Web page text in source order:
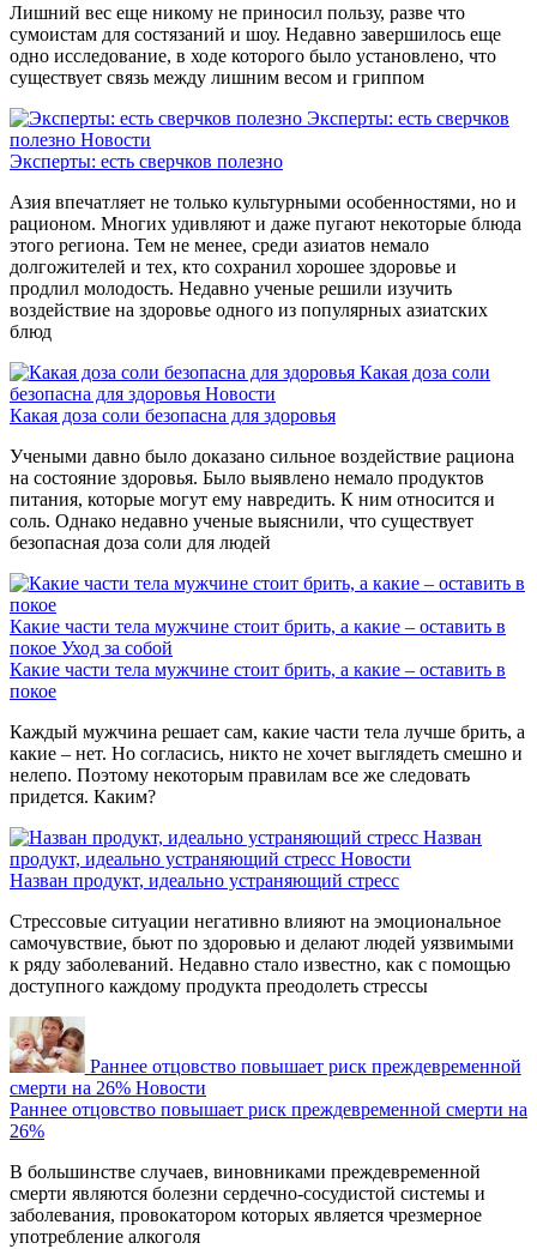
Лишний вес еще никому не приносил пользу, разве что
сумоистам для состязаний и шоу. Недавно завершилось еще
одно исследование, в ходе которого было установлено, что
существует связь между лишним весом и гриппом
Эксперты: есть сверчков
полезно Новости
Эксперты: есть сверчков полезно
Азия впечатляет не только культурными особенностями, но и
рационом. Многих удивляют и даже пугают некоторые блюда
этого региона. Тем не менее, среди азиатов немало
долгожителей и тех, кто сохранил хорошее здоровье и
продлил молодость. Недавно ученые решили изучить
воздействие на здоровье одного из популярных азиатских
блюд
Какая доза соли
безопасна для здоровья Новости
Какая доза соли безопасна для здоровья
Учеными давно было доказано сильное воздействие рациона
на состояние здоровья. Было выявлено немало продуктов
питания, которые могут ему навредить. К ним относится и
соль. Однако недавно ученые выяснили, что существует
безопасная доза соли для людей
Какие части тела мужчине стоит брить, а какие – оставить в
покое Уход за собой
Какие части тела мужчине стоит брить, а какие – оставить в
покое
Каждый мужчина решает сам, какие части тела лучше брить, а
какие – нет. Но согласись, никто не хочет выглядеть смешно и
нелепо. Поэтому некоторым правилам все же следовать
придется. Каким?
Назван
продукт, идеально устраняющий стресс Новости
Назван продукт, идеально устраняющий стресс
Стрессовые ситуации негативно влияют на эмоциональное
самочувствие, бьют по здоровью и делают людей уязвимыми
к ряду заболеваний. Недавно стало известно, как с помощью
доступного каждому продукта преодолеть стрессы
Раннее отцовство повышает риск преждевременной
смерти на 26% Новости
Раннее отцовство повышает риск преждевременной смерти на
26%
В большинстве случаев, виновниками преждевременной
смерти являются болезни сердечно-сосудистой системы и
заболевания, провокатором которых является чрезмерное
употребление алкоголя